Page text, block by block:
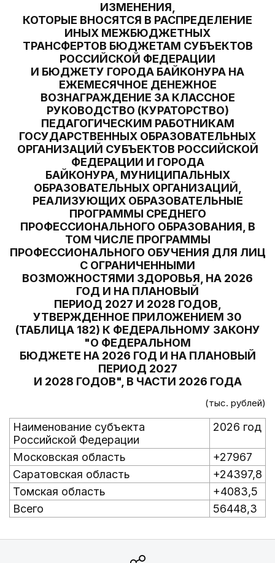
ИЗМЕНЕНИЯ,
КОТОРЫЕ ВНОСЯТСЯ В РАСПРЕДЕЛЕНИЕ
ИНЫХ МЕЖБЮДЖЕТНЫХ
ТРАНСФЕРТОВ БЮДЖЕТАМ СУБЪЕКТОВ
РОССИЙСКОЙ ФЕДЕРАЦИИ
И БЮДЖЕТУ ГОРОДА БАЙКОНУРА НА
ЕЖЕМЕСЯЧНОЕ ДЕНЕЖНОЕ
ВОЗНАГРАЖДЕНИЕ ЗА КЛАССНОЕ
РУКОВОДСТВО (КУРАТОРСТВО)
ПЕДАГОГИЧЕСКИМ РАБОТНИКАМ
ГОСУДАРСТВЕННЫХ ОБРАЗОВАТЕЛЬНЫХ
ОРГАНИЗАЦИЙ СУБЪЕКТОВ РОССИЙСКОЙ
ФЕДЕРАЦИИ И ГОРОДА
БАЙКОНУРА, МУНИЦИПАЛЬНЫХ
ОБРАЗОВАТЕЛЬНЫХ ОРГАНИЗАЦИЙ,
РЕАЛИЗУЮЩИХ ОБРАЗОВАТЕЛЬНЫЕ
ПРОГРАММЫ СРЕДНЕГО
ПРОФЕССИОНАЛЬНОГО ОБРАЗОВАНИЯ, В
ТОМ ЧИСЛЕ ПРОГРАММЫ
ПРОФЕССИОНАЛЬНОГО ОБУЧЕНИЯ ДЛЯ ЛИЦ
С ОГРАНИЧЕННЫМИ
ВОЗМОЖНОСТЯМИ ЗДОРОВЬЯ, НА 2026
ГОД И НА ПЛАНОВЫЙ
ПЕРИОД 2027 И 2028 ГОДОВ,
УТВЕРЖДЕННОЕ ПРИЛОЖЕНИЕМ 30
(ТАБЛИЦА 182) К ФЕДЕРАЛЬНОМУ ЗАКОНУ
"О ФЕДЕРАЛЬНОМ
БЮДЖЕТЕ НА 2026 ГОД И НА ПЛАНОВЫЙ
ПЕРИОД 2027
И 2028 ГОДОВ", В ЧАСТИ 2026 ГОДА
(тыс. рублей)
Наименование субъекта
Российской Федерации
2026 год
Московская область
+27967
Саратовская область
+24397,8
Томская область
+4083,5
Всего
56448,3